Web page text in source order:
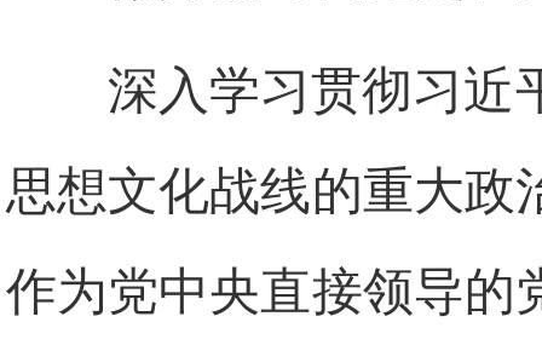
深入学习贯彻习近
思想文化战线的重大政
作为党中央直接领导的